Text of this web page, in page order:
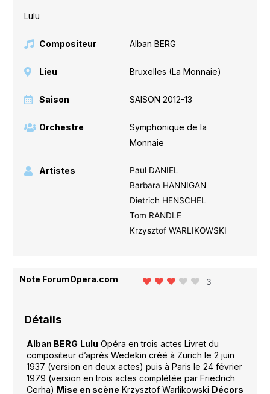
Lulu
Compositeur Alban BERG
Lieu Bruxelles (La Monnaie)
Saison SAISON 2012-13
Orchestre
Symphonique de la
Monnaie
Artistes
Paul DANIEL
Barbara HANNIGAN
Dietrich HENSCHEL
Tom RANDLE
Krzysztof WARLIKOWSKI
Note ForumOpera.com 3
Détails
Alban BERG Lulu Opéra en trois actes Livret du
compositeur d’après Wedekin créé à Zurich le 2 juin
1937 (version en deux actes) puis à Paris le 24 février
1979 (version en trois actes complétée par Friedrich
Cerha) Mise en scène Krzysztof Warlikowski Décors